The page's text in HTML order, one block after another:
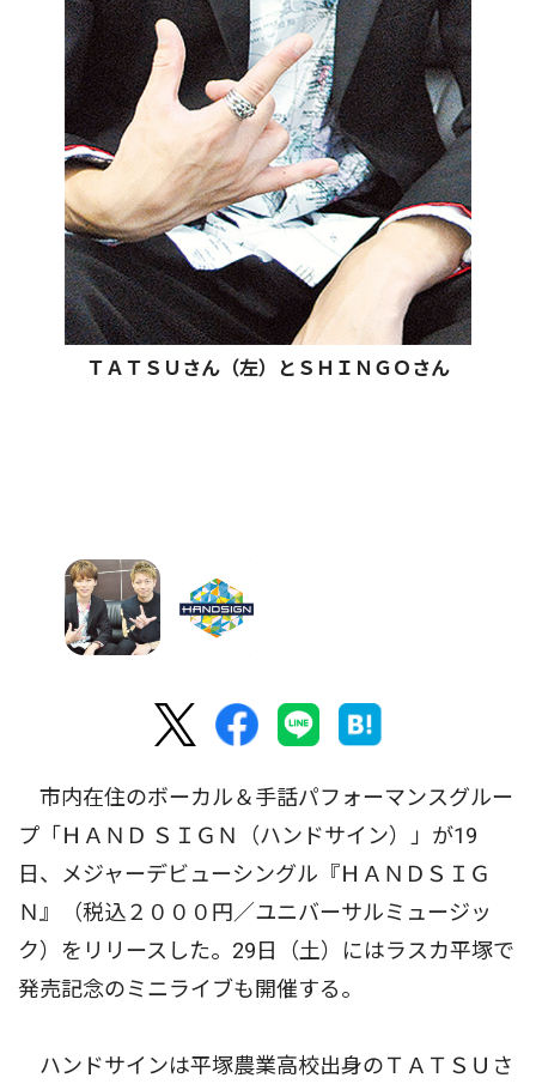
ＴＡＴＳＵさん（左）とＳＨＩＮＧＯさん
市内在住のボーカル＆手話パフォーマンスグルー
プ「ＨＡＮＤ ＳＩＧＮ（ハンドサイン）」が19
日、メジャーデビューシングル『ＨＡＮＤＳＩＧ
Ｎ』（税込２０００円／ユニバーサルミュージッ
ク）をリリースした。29日（土）にはラスカ平塚で
発売記念のミニライブも開催する。
ハンドサインは平塚農業高校出身のＴＡＴＳＵさ